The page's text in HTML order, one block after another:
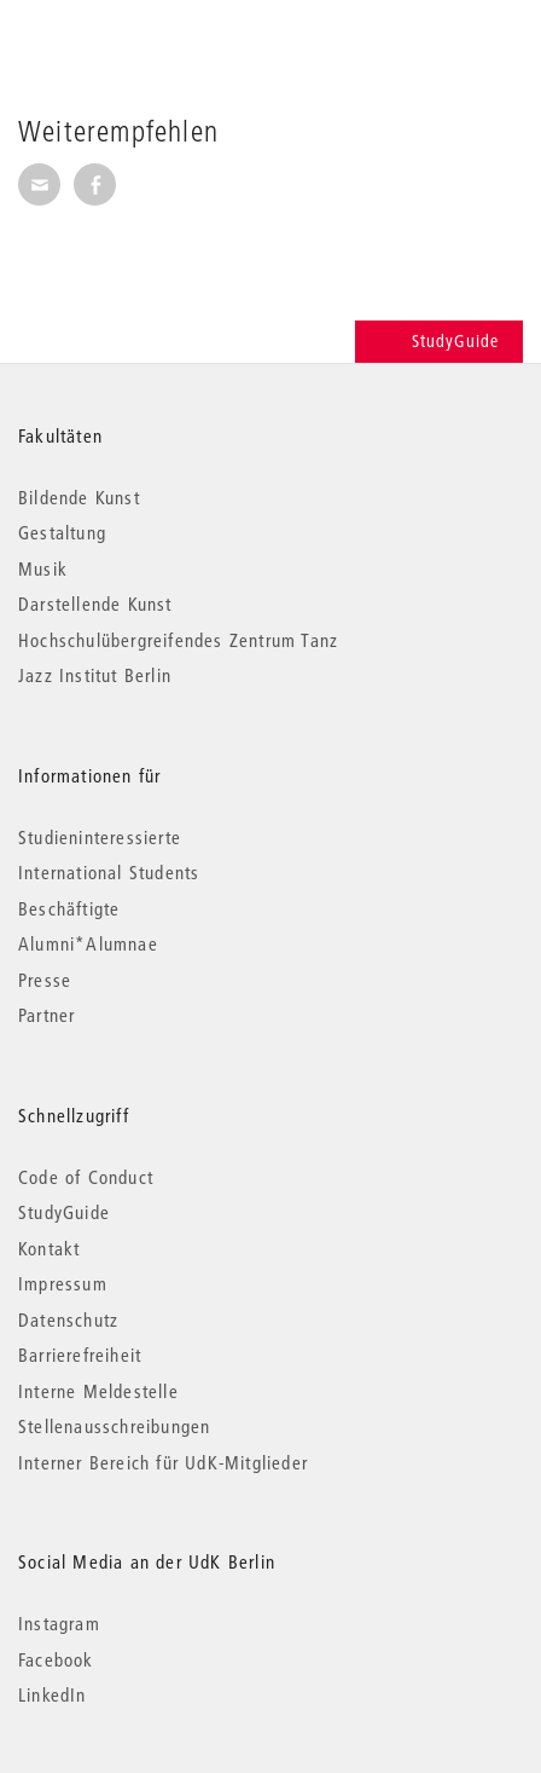
Weiterempfehlen
Seite per E-Mail weiterempfehlen
Seite auf Facebook weiterempfehlen
StudyGuide
Weitere
Informationen
Fakultäten
Bildende Kunst
Gestaltung
Musik
Darstellende Kunst
Hochschulübergreifendes Zentrum Tanz
Jazz Institut Berlin
Informationen für
Studieninteressierte
International Students
Beschäftigte
Alumni*Alumnae
Presse
Partner
Schnellzugriff
Code of Conduct
StudyGuide
Kontakt
Impressum
Datenschutz
Barrierefreiheit
Interne Meldestelle
Stellenausschreibungen
Interner Bereich für UdK-Mitglieder
Social Media an der UdK Berlin
Instagram
Facebook
LinkedIn